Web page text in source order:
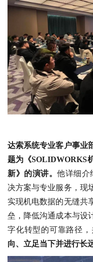
达索系统专业客户事业
题为《SOLIDWORKS
新》的演讲。 他详细介
决方案与专业服务，现
实现机电数据的无缝共
垒，降低沟通成本与设
字化转型的可靠路径，
向、立足当下并进行长